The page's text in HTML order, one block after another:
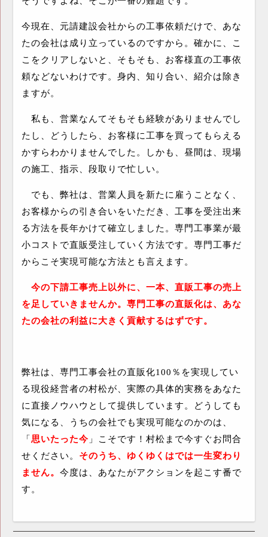
今現在、元請建設会社からの工事依頼だけで、あな
たの会社は成り立っているのですから。確かに、こ
こをクリアしないと、そもそも、お客様直の工事依
頼などないわけです。身内、知り合い、紹介は除き
ますが。
私も、営業なんてそもそも経験がありませんでし
たし、どうしたら、お客様に工事を買ってもらえる
かすらわかりませんでした。しかも、昼間は、現場
の施工、指示、段取りで忙しい。
でも、弊社は、営業人員を新たに雇うことなく、
お客様からの引き合いをいただき、工事を受注出来
る方法を長年かけて確立しました。専門工事業が最
小コストで直販受注していく方法です。専門工事だ
からこそ実現可能な方法とも言えます。
今の下請工事売上以外に、一本、直販工事の売上
を足していきませんか。専門工事の直販化は、あな
たの会社の利益に大きく貢献するはずです。
弊社は、専門工事会社の直販化100 ％を実現してい
る現役経営者の村松が、実際の具体的実務をあなた
に直接ノウハウとして提供しています。どうしても
気になる、うちの会社でも実現可能なのかのは、
「 思いたった今 」こそです！村松まで今すぐお問合
せください。 そのうち、ゆくゆくはでは一生変わり
ません。 今度は、あなたがアクションを起こす番で
す。